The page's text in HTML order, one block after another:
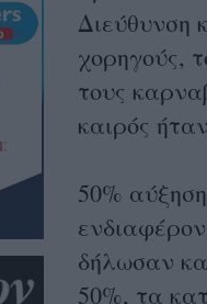
Διεύθυνση
χορηγούς,
τους
καιρός
50%
δήλωσαν
50%, τα